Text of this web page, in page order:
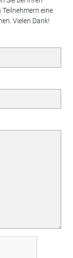
eine
Vielen Dank!